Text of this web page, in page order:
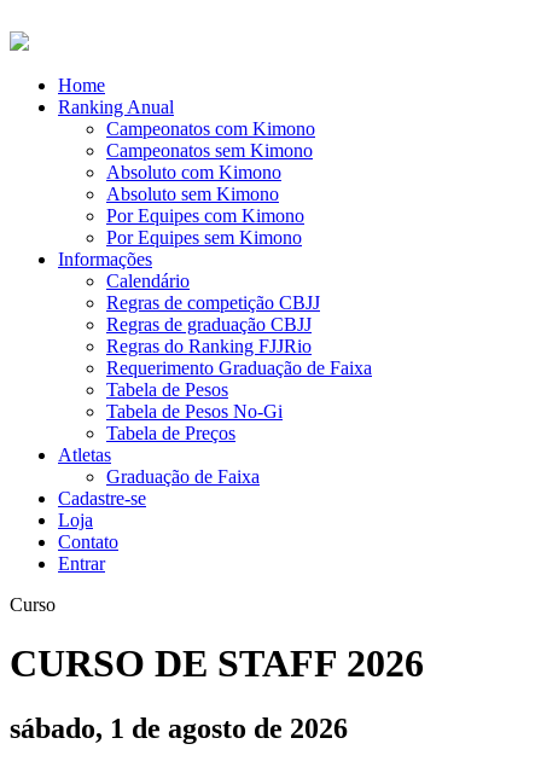
Home
Ranking Anual
Campeonatos com Kimono
Campeonatos sem Kimono
Absoluto com Kimono
Absoluto sem Kimono
Por Equipes com Kimono
Por Equipes sem Kimono
Informações
Calendário
Regras de competição CBJJ
Regras de graduação CBJJ
Regras do Ranking FJJRio
Requerimento Graduação de Faixa
Tabela de Pesos
Tabela de Pesos No-Gi
Tabela de Preços
Atletas
Graduação de Faixa
Cadastre-se
Loja
Contato
Entrar
Curso
CURSO DE STAFF 2026
sábado, 1 de agosto de 2026